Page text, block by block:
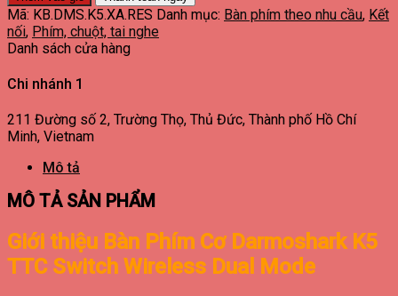
Mã: KB.DMS.K5.XA.RES Danh mục: Bàn phím theo nhu cầu, Kết
nối, Phím, chuột, tai nghe
Danh sách cửa hàng
Chi nhánh 1
211 Đường số 2, Trường Thọ, Thủ Đức, Thành phố Hồ Chí
Minh, Vietnam
Mô tả
MÔ TẢ SẢN PHẨM
Giới thiệu Bàn Phím Cơ Darmoshark K5
TTC Switch Wireless Dual Mode